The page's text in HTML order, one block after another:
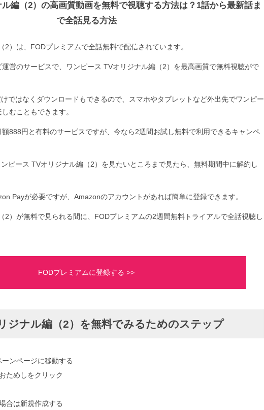
編（2）の高画質動画を無料で視聴する方法は？1話から最新話ま
で全話見る方法
2）は、FODプレミアムで全話無料で配信されています。
営のサービスで、ワンピース TVオリジナル編（2）を最高画質で無料視聴がで
ではなくダウンロードもできるので、スマホやタブレットなど外出先でワンピー
むこともできます。
888円と有料のサービスですが、今なら2週間お試し無料で利用できるキャンペ
ピース TVオリジナル編（2）を見たいところまで見たら、無料期間中に解約し
Payが必要ですが、Amazonのアカウントがあれば簡単に登録できます。
2）が無料で見られる間に、FODプレミアムの2週間無料トライアルで全話視聴し
FODプレミアムに登録する >>
ジナル編（2）を無料でみるためのステップ
ンページに移動する
ためしをクリック
合は新規作成する